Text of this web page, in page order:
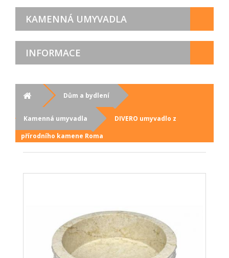
KAMENNÁ UMYVADLA
INFORMACE
Dům a bydlení
Kamenná umyvadla
DIVERO umyvadlo z
přírodního kamene Roma